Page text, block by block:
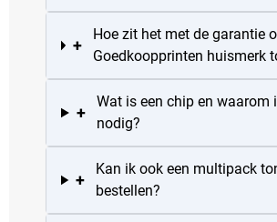
+
Hoe zit het met de garantie
Goedkoopprinten huismerk
+
Wat is een chip en waarom
nodig?
+
Kan ik ook een multipack
bestellen?